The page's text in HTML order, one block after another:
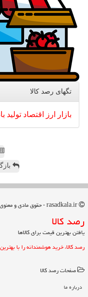
تگهای رصد كالا
بازار ارز اقتصاد تولید
رصد كالا
یافتن بهترین قیمت برای کالاها
رصد کالا، خرید هوشمندانه را با
صفحات رصد كالا
درباره ما